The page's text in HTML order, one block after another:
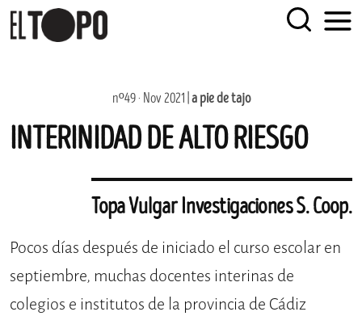
content
nº49 · Nov 2021 | a pie de tajo
INTERINIDAD DE ALTO RIESGO
Topa Vulgar Investigaciones S. Coop.
Pocos días después de iniciado el curso escolar en
septiembre, muchas docentes interinas de
colegios e institutos de la provincia de Cádiz